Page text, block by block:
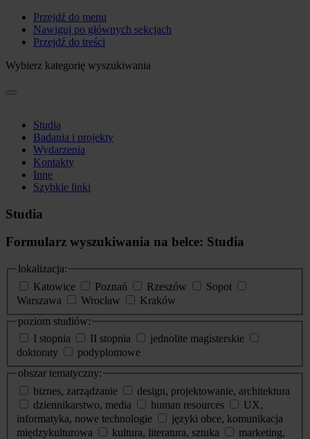
Przejdź do menu
Nawiguj po głównych sekcjach
Przejdź do treści
Wybierz kategorię wyszukiwania
Studia
Badania i projekty
Wydarzenia
Kontakty
Inne
Szybkie linki
Studia
Formularz wyszukiwania na belce: Studia
lokalizacja:
Katowice
Poznań Rzeszów
Sopot
Warszawa
Wrocław
Kraków
poziom studiów:
I stopnia
II stopnia
jednolite magisterskie
doktoraty
podyplomowe
obszar tematyczny:
biznes, zarządzanie
design, projektowanie, architektura
dziennikarstwo, media
human resources
UX,
informatyka, nowe technologie
języki obce, komunikacja
międzykulturowa
kultura, literatura, sztuka
marketing,